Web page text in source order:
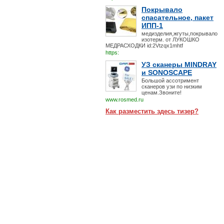
Покрывало
спасательное, пакет
ИПП-1
медизделия,жгуты,покрывало
изотерм. от ЛУКОШКО
МЕДРАСХОДКИ id:2Vtzqx1mhtf
https:
УЗ сканеры MINDRAY
и SONOSCAPE
Большой ассотримент
сканеров узи по низким
ценам.Звоните!
www.rosmed.ru
Как разместить здесь тизер?